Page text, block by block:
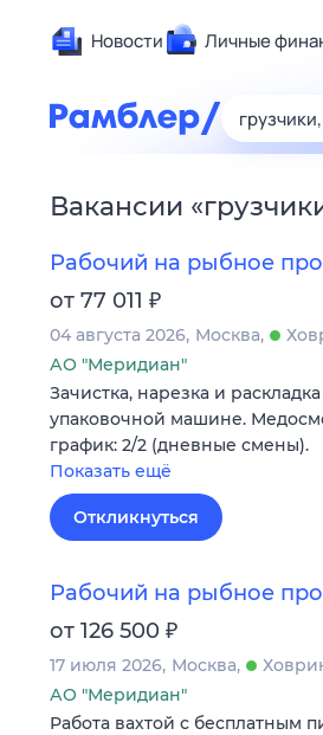
Новости Личные
Вакансии «
Рабочий на рыбное
от 77 011 ₽
04 августа 2026 Москва
АО "Меридиан"
Зачистка, нарезка и
упаковочной машине.
график: 2/2 (дневные смены).
Показать ещё
Откликнуться
Рабочий на рыбное
от 126 500 ₽
17 июля 2026 Москва
АО "Меридиан"
Работа вахтой с бесплатным